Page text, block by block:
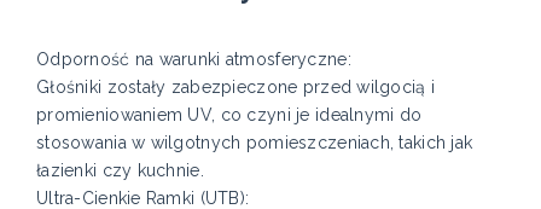
Odporność na warunki atmosferyczne:
Głośniki zostały zabezpieczone przed wilgocią i
promieniowaniem UV, co czyni je idealnymi do
stosowania w wilgotnych pomieszczeniach, takich jak
łazienki czy kuchnie.
Ultra-Cienkie Ramki (UTB):